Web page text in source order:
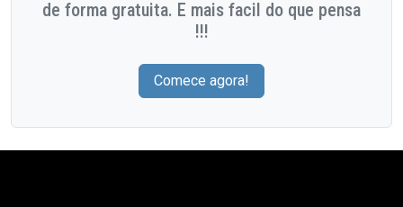
de forma gratuita. E mais facil do que pensa
!!!
Comece agora!